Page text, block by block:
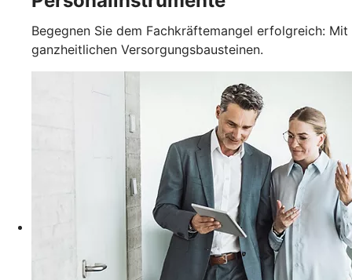
Begegnen Sie dem Fachkräftemangel erfolgreich: Mit
ganzheitlichen Versorgungsbausteinen.